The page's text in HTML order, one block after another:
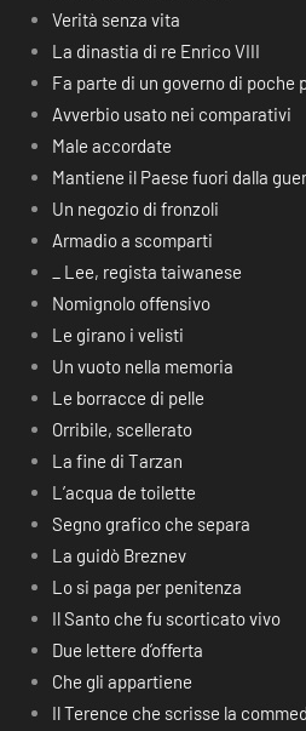
Verità senza vita
La dinastia di re Enrico VIII
Fa parte di un governo di poche
Avverbio usato nei comparativi
Male accordate
Mantiene il Paese fuori dalla
Un negozio di fronzoli
Armadio a scomparti
_ Lee, regista taiwanese
Nomignolo offensivo
Le girano i velisti
Un vuoto nella memoria
Le borracce di pelle
Orribile, scellerato
La fine di Tarzan
L’acqua de toilette
Segno grafico che separa
La guidò Breznev
Lo si paga per penitenza
Il Santo che fu scorticato vivo
Due lettere d’offerta
Che gli appartiene
Il Terence che scrisse la